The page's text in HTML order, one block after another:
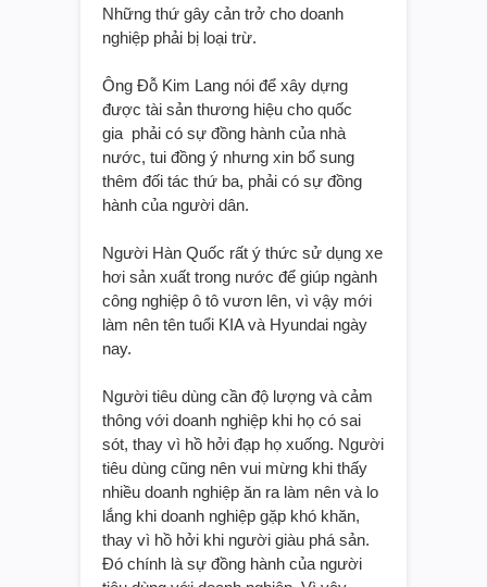
Những thứ gây cản trở cho doanh
nghiệp phải bị loại trừ.
Ông Đỗ Kim Lang nói để xây dựng
được tài sản thương hiệu cho quốc
gia phải có sự đồng hành của nhà
nước, tui đồng ý nhưng xin bổ sung
thêm đối tác thứ ba, phải có sự đồng
hành của người dân.
Người Hàn Quốc rất ý thức sử dụng xe
hơi sản xuất trong nước để giúp ngành
công nghiệp ô tô vươn lên, vì vậy mới
làm nên tên tuổi KIA và Hyundai ngày
nay.
Người tiêu dùng cần độ lượng và cảm
thông với doanh nghiệp khi họ có sai
sót, thay vì hồ hởi đạp họ xuống. Người
tiêu dùng cũng nên vui mừng khi thấy
nhiều doanh nghiệp ăn ra làm nên và lo
lắng khi doanh nghiệp gặp khó khăn,
thay vì hồ hởi khi người giàu phá sản.
Đó chính là sự đồng hành của người